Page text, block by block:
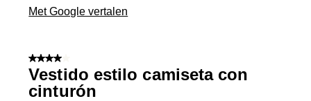
Met Google vertalen
4 van 5 sterren.
Vestido estilo camiseta con
cinturón